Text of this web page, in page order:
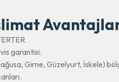
garantisi.
Girne, Güzelyurt, İskele)